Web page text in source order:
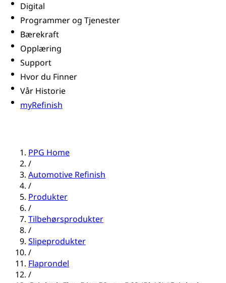
Digital
Programmer og Tjenester
Bærekraft
Opplæring
Support
Hvor du Finner
Vår Historie
myRefinish
PPG Home
/
Automotive Refinish
/
Produkter
/
Tilbehørsprodukter
/
Slipeprodukter
/
Flaprondel
/